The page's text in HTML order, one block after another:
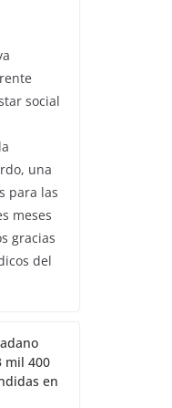
social
una
para las
meses
gracias
del
mil 400
en